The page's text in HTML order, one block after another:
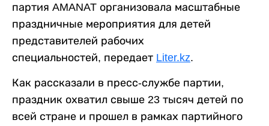
партия AMANAT организовала масштабные
праздничные мероприятия для детей
представителей рабочих
специальностей, передает Liter.kz.
Как рассказали в пресс-службе партии,
праздник охватил свыше 23 тысяч детей по
всей стране и прошел в рамках партийного